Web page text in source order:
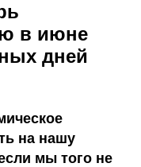
в июне
дней
на нашу
мы того не